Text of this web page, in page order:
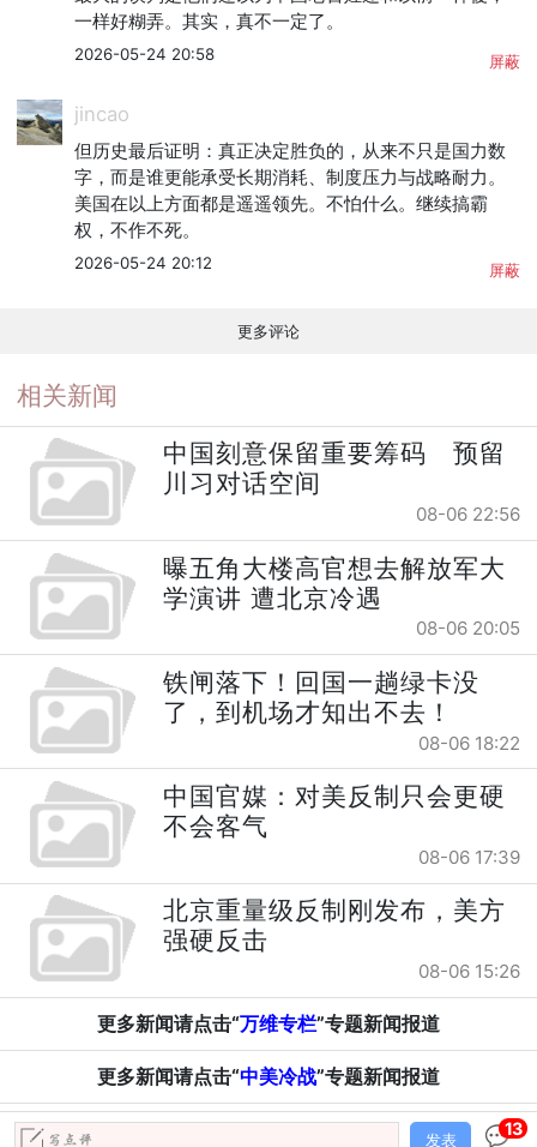
一样好糊弄。其实，真不一定了。
2026-05-24 20:58 屏蔽
jincao
但历史最后证明：真正决定胜负的，从来不只是国力数
字，而是谁更能承受长期消耗、制度压力与战略耐力。
美国在以上方面都是遥遥领先。不怕什么。继续搞霸
权，不作不死。
2026-05-24 20:12 屏蔽
更多评论
相关新闻
中国刻意保留重要筹码 预留
川习对话空间
08-06 22:56
曝五角大楼高官想去解放军大
学演讲 遭北京冷遇
08-06 20:05
铁闸落下！回国一趟绿卡没
了，到机场才知出不去！
08-06 18:22
中国官媒：对美反制只会更硬
不会客气
08-06 17:39
北京重量级反制刚发布，美方
强硬反击
08-06 15:26
更多新闻请点击“万维专栏”专题新闻报道
更多新闻请点击“中美冷战”专题新闻报道
发表
13